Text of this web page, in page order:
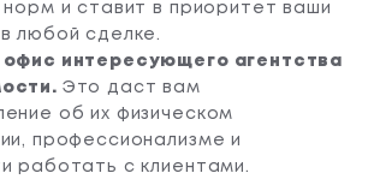
норм и ставит в приоритет ваши
любой сделке.
офис интересующего агентства
Это даст вам
об их физическом
профессионализме и
работать с клиентами.